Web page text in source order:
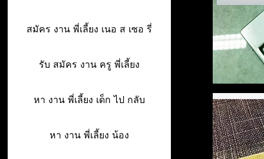
สมัคร งาน พี่เลี้ยง เนอ ส เซอ รี่
รับ สมัคร งาน ครู พี่เลี้ยง
หา งาน พี่เลี้ยง เด็ก ไป กลับ
หา งาน พี่เลี้ยง น้อง